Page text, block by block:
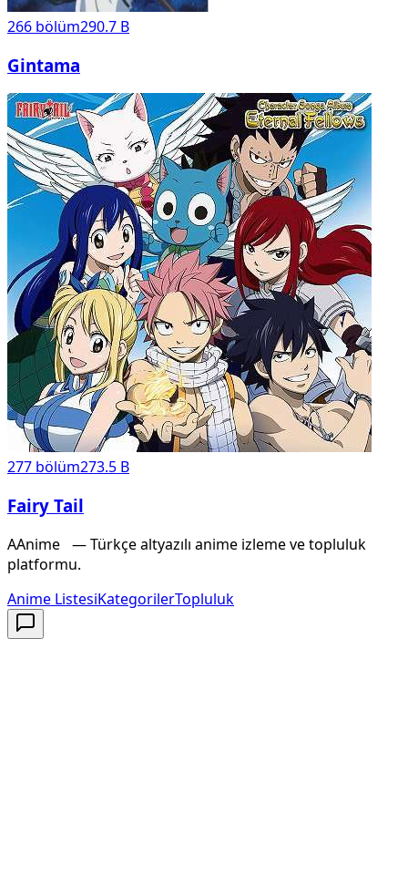
266 bölüm290.7 B
Gintama
277 bölüm273.5 B
Fairy Tail
AAnime — Türkçe altyazılı anime izleme ve topluluk
platformu.
Anime ListesiKategorilerTopluluk